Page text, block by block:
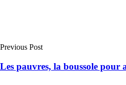
Previous Post
Les pauvres, la boussole pour